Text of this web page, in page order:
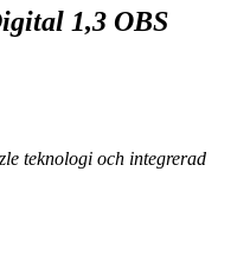
1,3 OBS
teknologi och integrerad